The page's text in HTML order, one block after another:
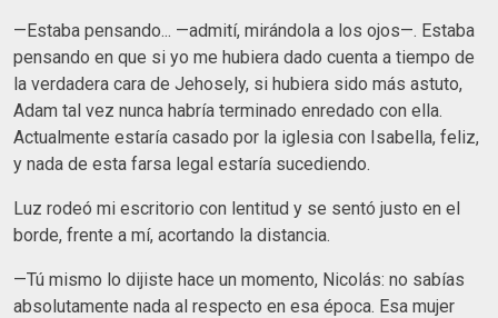
—Estaba pensando... —admití, mirándola a los ojos—. Estaba
pensando en que si yo me hubiera dado cuenta a tiempo de
la verdadera cara de Jehosely, si hubiera sido más astuto,
Adam tal vez nunca habría terminado enredado con ella.
Actualmente estaría casado por la iglesia con Isabella, feliz,
y nada de esta farsa legal estaría sucediendo.
Luz rodeó mi escritorio con lentitud y se sentó justo en el
borde, frente a mí, acortando la distancia.
—Tú mismo lo dijiste hace un momento, Nicolás: no sabías
absolutamente nada al respecto en esa época. Esa mujer